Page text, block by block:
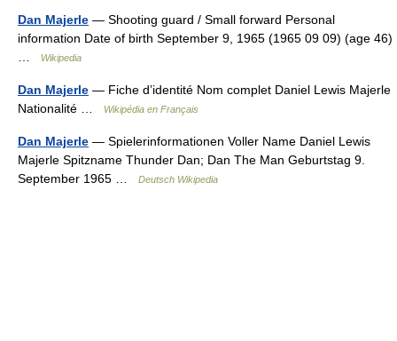
Dan Majerle — Shooting guard / Small forward Personal
information Date of birth September 9, 1965 (1965 09 09) (age 46)
Wikipedia
Dan Majerle — Fiche d’identité Nom complet Daniel Lewis Majerle
Nationalité …
Wikipédia en Français
Dan Majerle — Spielerinformationen Voller Name Daniel Lewis
Majerle Spitzname Thunder Dan; Dan The Man Geburtstag 9.
September 1965 …
Deutsch Wikipedia